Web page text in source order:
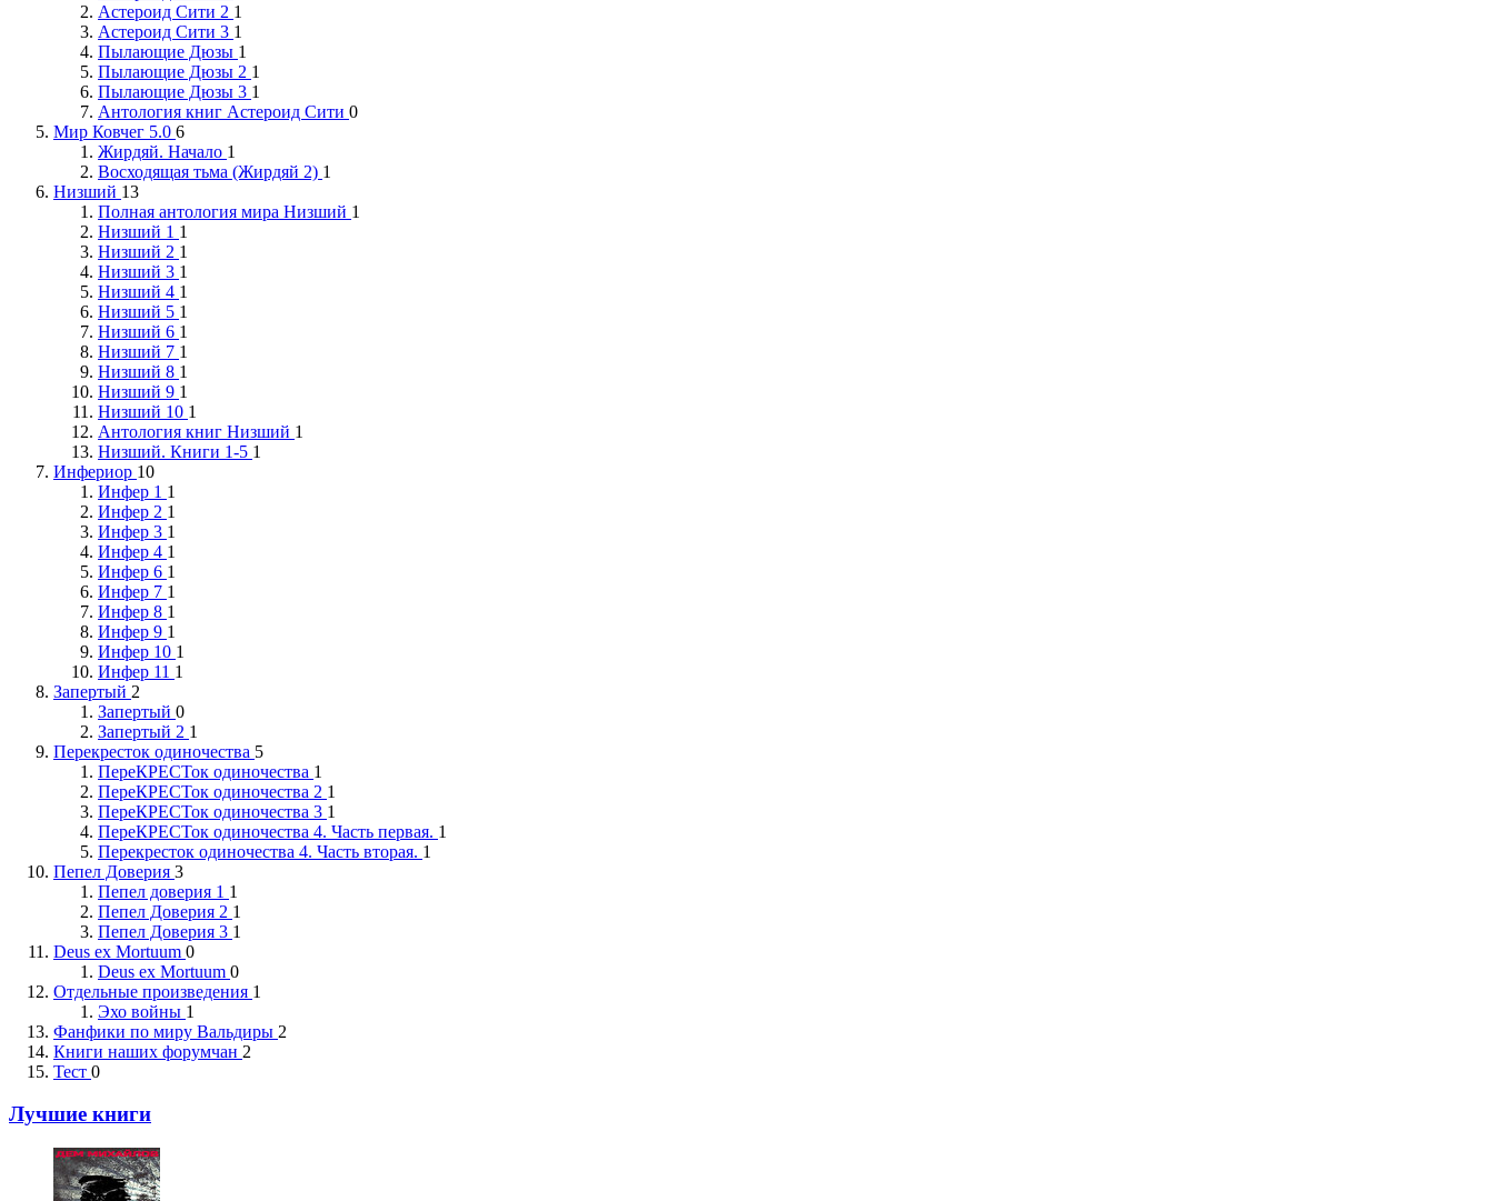
Астероид Сити 2 1
Астероид Сити 3 1
Пылающие Дюзы 1
Пылающие Дюзы 2 1
Пылающие Дюзы 3 1
Антология книг Астероид Сити 0
Мир Ковчег 5.0 6
Жирдяй. Начало 1
Восходящая тьма (Жирдяй 2) 1
Низший 13
Полная антология мира Низший 1
Низший 1 1
Низший 2 1
Низший 3 1
Низший 4 1
Низший 5 1
Низший 6 1
Низший 7 1
Низший 8 1
Низший 9 1
Низший 10 1
Антология книг Низший 1
Низший. Книги 1-5 1
Инфериор 10
Инфер 1 1
Инфер 2 1
Инфер 3 1
Инфер 4 1
Инфер 6 1
Инфер 7 1
Инфер 8 1
Инфер 9 1
Инфер 10 1
Инфер 11 1
Запертый 2
Запертый 0
Запертый 2 1
Перекресток одиночества 5
ПереКРЕСТок одиночества 1
ПереКРЕСТок одиночества 2 1
ПереКРЕСТок одиночества 3 1
ПереКРЕСТок одиночества 4. Часть первая. 1
Перекресток одиночества 4. Часть вторая. 1
Пепел Доверия 3
Пепел доверия 1 1
Пепел Доверия 2 1
Пепел Доверия 3 1
Deus ex Mortuum 0
Deus ex Mortuum 0
Отдельные произведения 1
Эхо войны 1
Фанфики по миру Вальдиры 2
Книги наших форумчан 2
Тест 0
Лучшие книги